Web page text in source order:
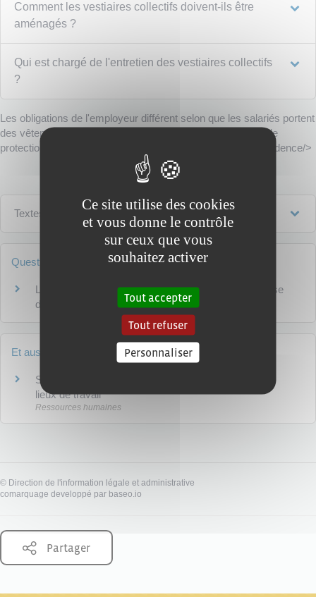
Comment les vestiaires collectifs doivent-ils être
aménagés ?
Qui est chargé de l'entretien des vestiaires collectifs
?
Les obligations de l'employeur différent selon que les salariés portent
des vêtements de travail spécifiques ou des équipements de
protection individuelle (EPI) ou n'en portent pas.<MiseEnEvidence/>
Textes de référence
Questions ? Réponses !
L'employeur doit-il aménager un espace pour la pause
déjeuner des salariés ?
Et aussi
Santé et sécurité : conception et aménagement des
lieux de travail
Ressources humaines
© Direction de l'information légale et administrative
comarquage developpé par baseo.io
Partager
Ce site utilise des cookies
et vous donne le contrôle
sur ceux que vous
souhaitez activer
Tout accepter
Tout refuser
Personnaliser